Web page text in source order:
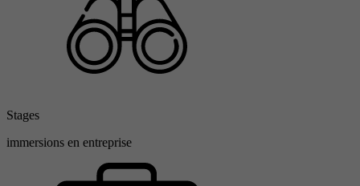
Stages
immersions en entreprise